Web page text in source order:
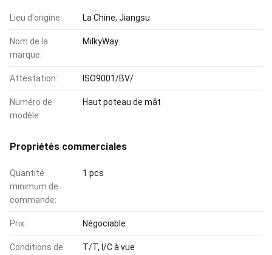
Lieu d'origine: La Chine, Jiangsu
Nom de la
marque:
MilkyWay
Attestation: ISO9001/BV/
Numéro de
modèle:
Haut poteau de mât
Propriétés commerciales
Quantité
minimum de
commande:
1 pcs
Prix: Négociable
Conditions de
T/T, l/C à vue